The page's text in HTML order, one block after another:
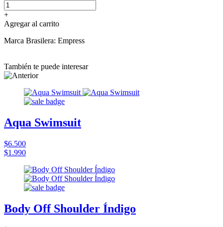
+
Agregar al carrito
Marca Brasilera: Empress
También te puede interesar
Aqua Swimsuit
$6.500
$1.990
Body Off Shoulder Índigo